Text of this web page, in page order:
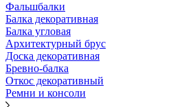
Фальшбалки
Балка декоративная
Балка угловая
Архитектурный брус
Доска декоративная
Бревно-балка
Откос декоративный
Ремни и консоли